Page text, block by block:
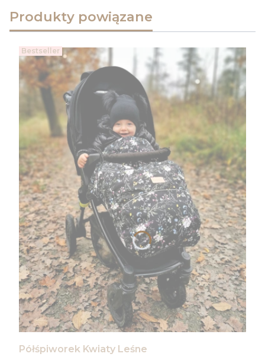
Produkty powiązane
Bestseller
Półśpiworek Kwiaty Leśne